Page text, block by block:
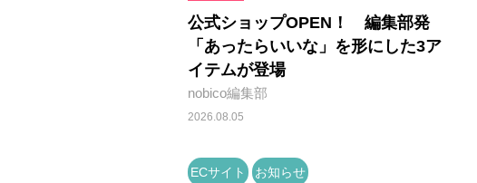
公式ショップOPEN！ 編集部発
「あったらいいな」を形にした3ア
イテムが登場
nobico編集部
2026.08.05
ECサイト お知らせ